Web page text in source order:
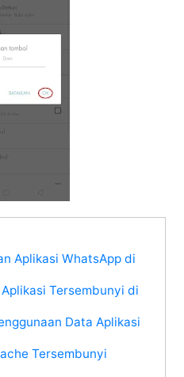
Aplikasi WhatsApp di
Tersembunyi di
Data Aplikasi
Tersembunyi